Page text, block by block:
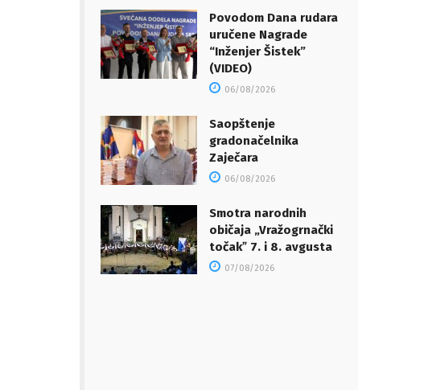
Povodom Dana rudara
uručene Nagrade
“Inženjer Šistek”
(VIDEO)
06/08/2026
Saopštenje
gradonačelnika
Zaječara
06/08/2026
Smotra narodnih
običaja „Vražogrnački
točakˮ 7. i 8. avgusta
07/08/2026